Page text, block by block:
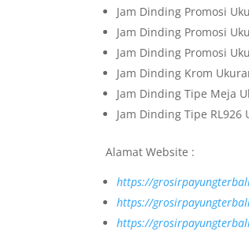
Jam Dinding Promosi
Jam Dinding Promosi
Jam Dinding Promosi
Jam Dinding Krom
Jam Dinding Tipe Meja
Jam Dinding Tipe RL926
Alamat Website :
https://
https://
https://